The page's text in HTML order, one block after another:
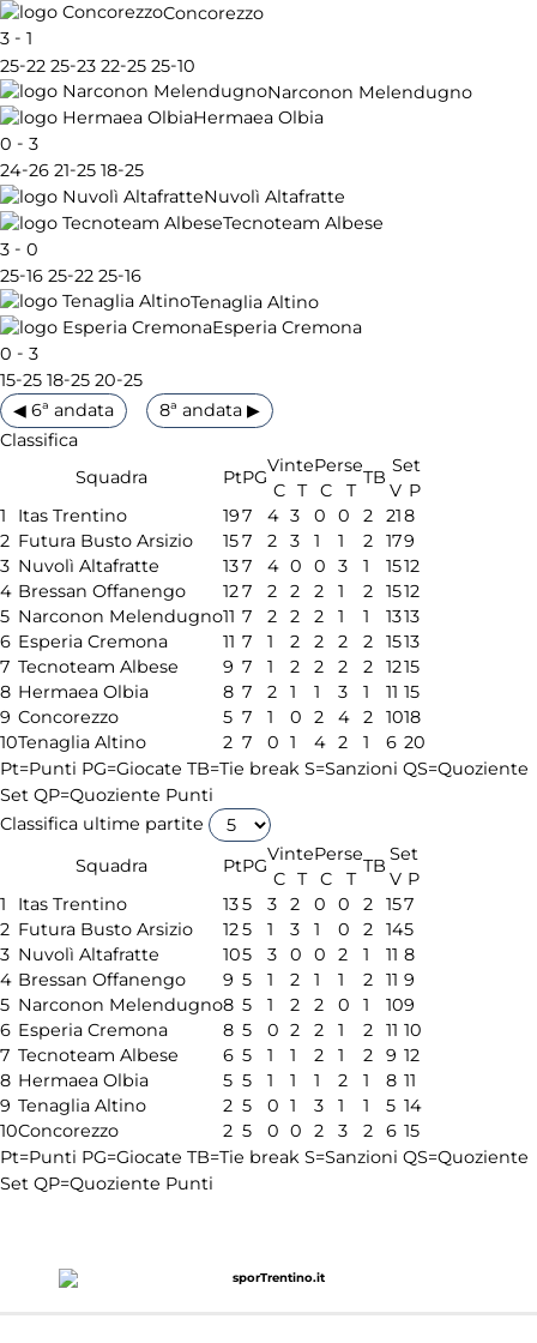
Concorezzo
3 - 1
25-22 25-23 22-25 25-10
Narconon Melendugno
Hermaea Olbia
0 - 3
24-26 21-25 18-25
Nuvolì Altafratte
Tecnoteam Albese
3 - 0
25-16 25-22 25-16
Tenaglia Altino
Esperia Cremona
0 - 3
15-25 18-25 20-25
◀ 6ª andata
8ª andata ▶
Classifica
Squadra
PtPG
VintePerse
TB
Set
C T C T V P
1
Itas Trentino 197 4 3 0 0 2 218
2 Futura Busto Arsizio 157 2 3 1 1 2 179
3 Nuvolì Altafratte 137 4 0 0 3 1 1512
4 Bressan Offanengo 127 2 2 2 1 2 1512
5 Narconon Melendugno11 7 2 2 2 1 1 1313
6 Esperia Cremona 11 7 1 2 2 2 2 1513
7 Tecnoteam Albese 9 7 1 2 2 2 2 1215
8 Hermaea Olbia 8 7 2 1 1 3 1 11 15
9 Concorezzo 5 7 1 0 2 4 2 1018
10Tenaglia Altino 2 7 0 1 4 2 1 6 20
Pt=Punti PG=Giocate TB=Tie break S=Sanzioni QS=Quoziente
Set QP=Quoziente Punti
Classifica ultime partite
Squadra
PtPG
VintePerse
TB
Set
C T C T V P
1
Itas Trentino 135 3 2 0 0 2 157
2 Futura Busto Arsizio 125 1 3 1 0 2 145
3 Nuvolì Altafratte 105 3 0 0 2 1 11 8
4 Bressan Offanengo 9 5 1 2 1 1 2 11 9
5 Narconon Melendugno8 5 1 2 2 0 1 109
6 Esperia Cremona 8 5 0 2 2 1 2 11 10
7 Tecnoteam Albese 6 5 1 1 2 1 2 9 12
8 Hermaea Olbia 5 5 1 1 1 2 1 8 11
9 Tenaglia Altino 2 5 0 1 3 1 1 5 14
10Concorezzo 2 5 0 0 2 3 2 6 15
Pt=Punti PG=Giocate TB=Tie break S=Sanzioni QS=Quoziente
Set QP=Quoziente Punti